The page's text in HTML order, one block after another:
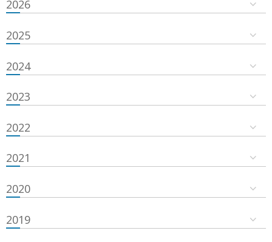
2026
2025
2024
2023
2022
2021
2020
2019